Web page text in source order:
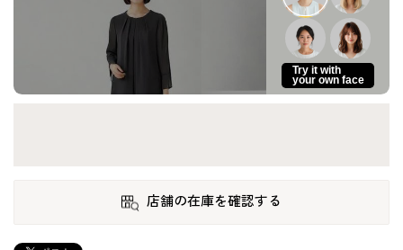
Try it with
your own face
店舗の在庫を確認する